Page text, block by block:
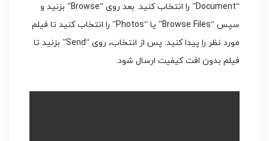
“Document” را انتخاب کنید. بعد روی “Browse” بزنید و
سپس “Browse Files” یا “Photos” را انتخاب کنید تا فیلم
مورد نظر را پیدا کنید. پس از انتخاب، روی “Send” بزنید تا
فیلم بدون افت کیفیت ارسال شود.